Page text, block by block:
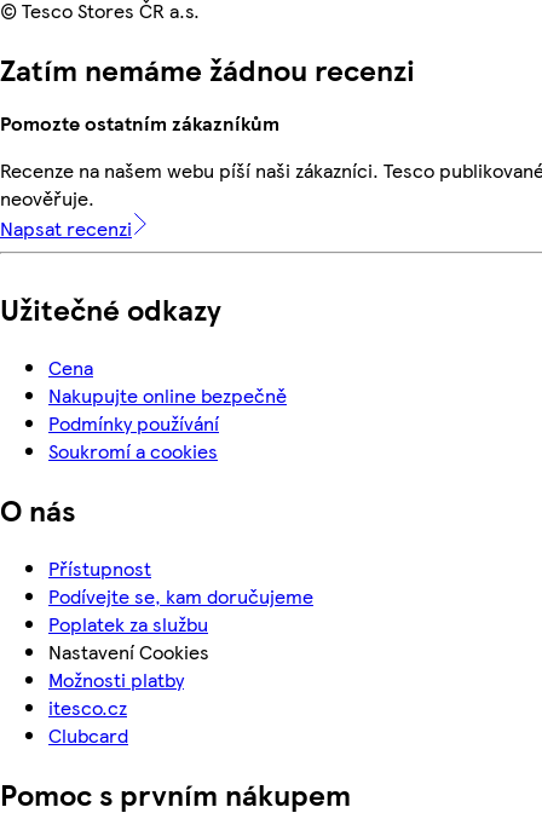
© Tesco Stores ČR a.s.
Zatím nemáme žádnou recenzi
Pomozte ostatním zákazníkům
Recenze na našem webu píší naši zákazníci. Tesco
neověřuje.
Napsat recenzi
Užitečné odkazy
Cena
Nakupujte online bezpečně
Podmínky používání
Soukromí a cookies
O nás
Přístupnost
Podívejte se, kam doručujeme
Poplatek za službu
Nastavení Cookies
Možnosti platby
itesco.cz
Clubcard
Pomoc s prvním nákupem